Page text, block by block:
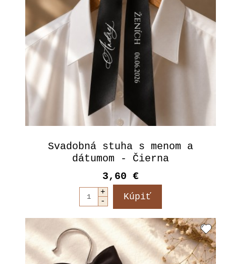
Svadobná stuha s menom a
dátumom - Čierna
3,60 €